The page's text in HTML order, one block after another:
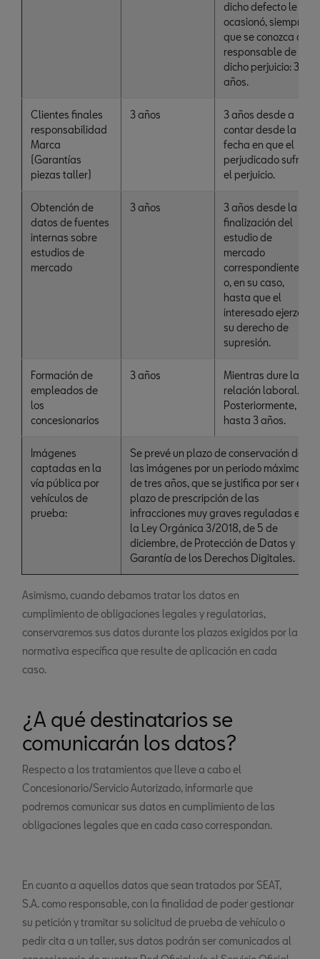
dicho defecto le
ocasionó, siempre
que se conozca al
responsable de
dicho perjuicio: 3
años.
Clientes finales
responsabilidad
Marca
(Garantías
piezas taller)
3 años
3 años desde a
contar desde la
fecha en que el
perjudicado sufrió
el perjuicio.
Obtención de
datos de fuentes
internas sobre
estudios de
mercado
3 años
3 años desde la
finalización del
estudio de
mercado
correspondiente
o, en su caso,
hasta que el
interesado ejerza
su derecho de
supresión.
Formación de
empleados de
los
concesionarios
3 años
Mientras dure la
relación laboral.
Posteriormente,
hasta 3 años.
Imágenes
captadas en la
vía pública por
vehículos de
prueba:
Se prevé un plazo de conservación de
las imágenes por un periodo máximo
de tres años, que se justifica por ser el
plazo de prescripción de las
infracciones muy graves reguladas en
la Ley Orgánica 3/2018, de 5 de
diciembre, de Protección de Datos y
Garantía de los Derechos Digitales.
Asimismo, cuando debamos tratar los datos en
cumplimiento de obligaciones legales y regulatorias,
conservaremos sus datos durante los plazos exigidos por la
normativa específica que resulte de aplicación en cada
caso.
¿A qué destinatarios se
comunicarán los datos?
Respecto a los tratamientos que lleve a cabo el
Concesionario/Servicio Autorizado, informarle que
podremos comunicar sus datos en cumplimiento de las
obligaciones legales que en cada caso correspondan.
En cuanto a aquellos datos que sean tratados por SEAT,
S.A. como responsable, con la finalidad de poder gestionar
su petición y tramitar su solicitud de prueba de vehículo o
pedir cita a un taller, sus datos podrán ser comunicados al